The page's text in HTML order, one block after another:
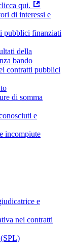
qui.
di interessi e
pubblici finanziati
della
bando
contratti pubblici
di somma
e
incompiute
e
nei contratti